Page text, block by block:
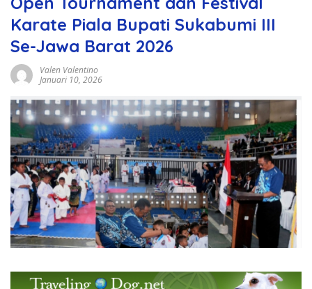
Karate Piala Bupati Sukabumi III
Se-Jawa Barat 2026
Valen Valentino
Januari 10, 2026